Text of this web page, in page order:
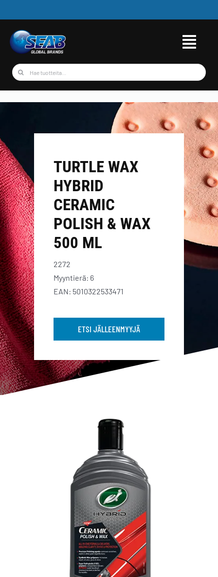
to
content
Etsi
TURTLE WAX
HYBRID
CERAMIC
POLISH & WAX
500 ML
2272
Myyntierä: 6
EAN: 5010322533471
ETSI JÄLLEENMYYJÄ